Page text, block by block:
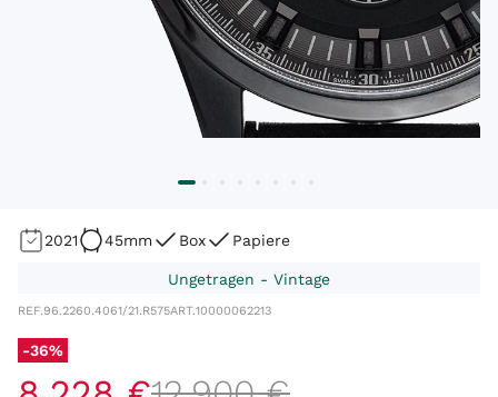
2021 45mm Box Papiere
Ungetragen - Vintage
REF.96.2260.4061/21.R575ART.10000062213
-36%